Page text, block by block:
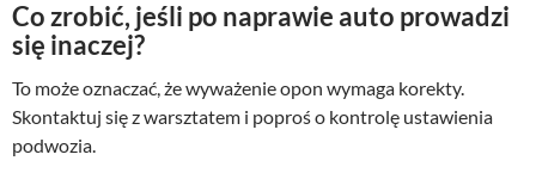
Co zrobić, jeśli po naprawie auto prowadzi
się inaczej?
To może oznaczać, że wyważenie opon wymaga korekty.
Skontaktuj się z warsztatem i poproś o kontrolę ustawienia
podwozia.